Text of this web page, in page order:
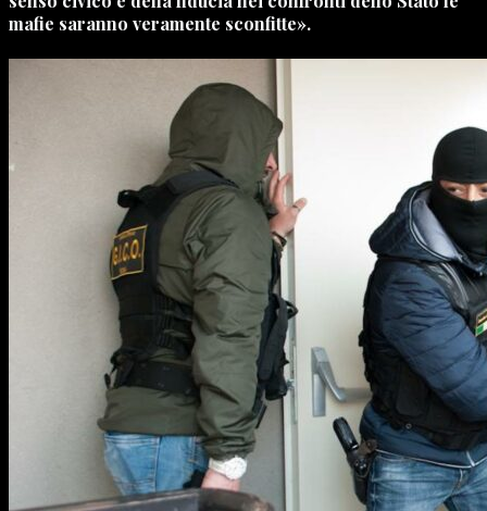
mafie saranno veramente sconfitte».